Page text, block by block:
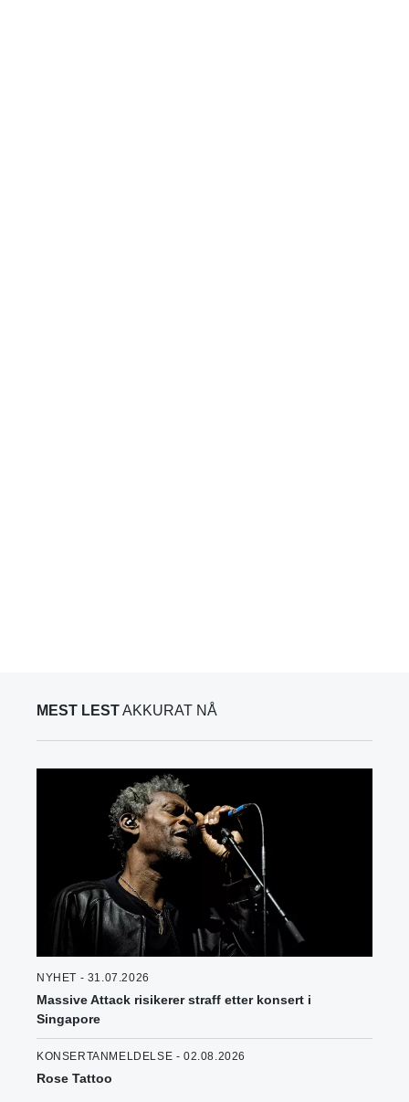
MEST LESTAKKURAT NÅ
NYHET - 31.07.2026
Massive Attack risikerer straff etter konsert i
Singapore
KONSERTANMELDELSE - 02.08.2026
Rose Tattoo